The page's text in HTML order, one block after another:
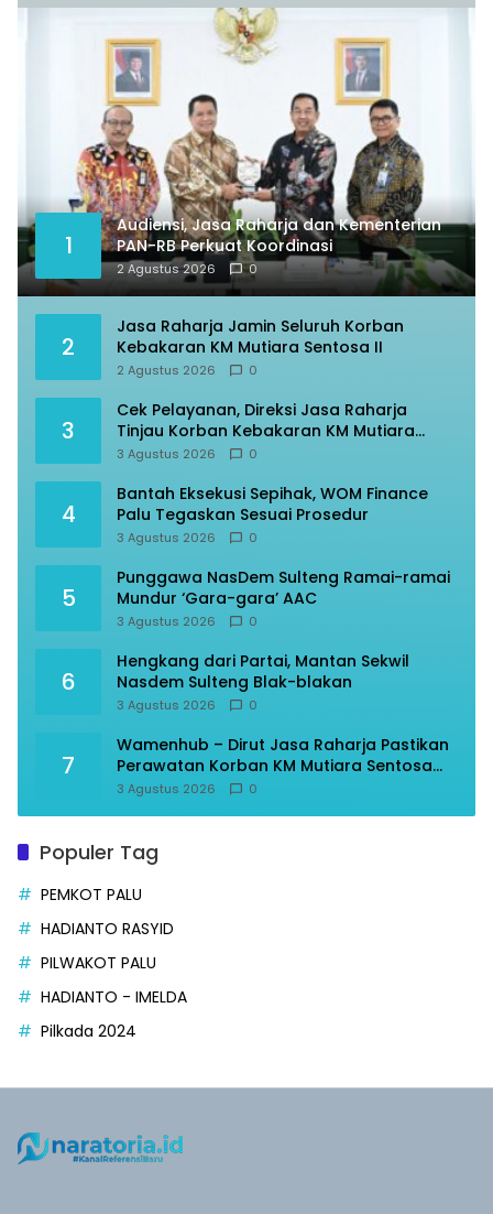
1
Audiensi, Jasa Raharja dan Kementerian
PAN-RB Perkuat Koordinasi
2 Agustus 2026 0
2
Jasa Raharja Jamin Seluruh Korban
Kebakaran KM Mutiara Sentosa II
2 Agustus 2026 0
3
Cek Pelayanan, Direksi Jasa Raharja
Tinjau Korban Kebakaran KM Mutiara
Sentosa II
3 Agustus 2026 0
4
Bantah Eksekusi Sepihak, WOM Finance
Palu Tegaskan Sesuai Prosedur
3 Agustus 2026 0
5
Punggawa NasDem Sulteng Ramai-ramai
Mundur ‘Gara-gara’ AAC
3 Agustus 2026 0
6
Hengkang dari Partai, Mantan Sekwil
Nasdem Sulteng Blak-blakan
3 Agustus 2026 0
7
Wamenhub – Dirut Jasa Raharja Pastikan
Perawatan Korban KM Mutiara Sentosa
Optimal
3 Agustus 2026 0
Populer Tag
PEMKOT PALU
HADIANTO RASYID
PILWAKOT PALU
HADIANTO - IMELDA
Pilkada 2024